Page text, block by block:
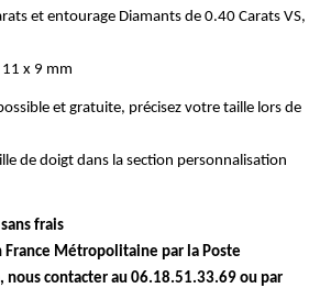
et entourage Diamants de 0.40 Carats VS,
x 9 mm
et gratuite, précisez votre taille lors de
de doigt dans la section personnalisation
frais
France Métropolitaine par la Poste
contacter au 06.18.51.33.69 ou par